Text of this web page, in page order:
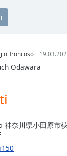
Troncoso
Odawara
神奈川県小田原市